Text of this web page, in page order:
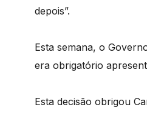
depois”.
Esta semana, o
era obrigatório
Esta decisão obrigou